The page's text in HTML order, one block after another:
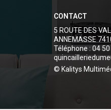
CONTACT
5 ROUTE DES
ANNEMASSE
Téléphone : 04
© Kalitys